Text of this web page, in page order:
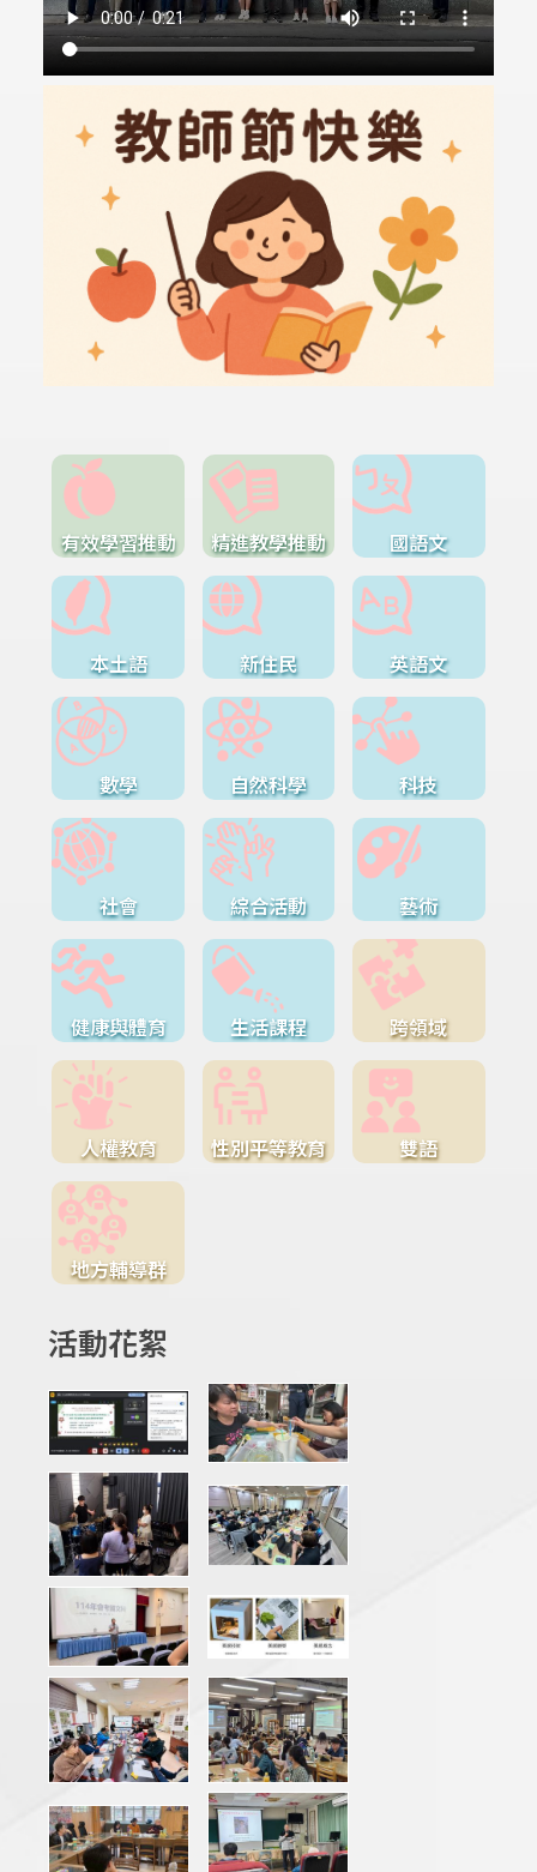
有效學習推動 精進教學推動 國語文
本土語 新住民 英語文
數學 自然科學 科技
社會 綜合活動 藝術
健康與體育 生活課程 跨領域
人權教育 性別平等教育 雙語
地方輔導群
活動花絮